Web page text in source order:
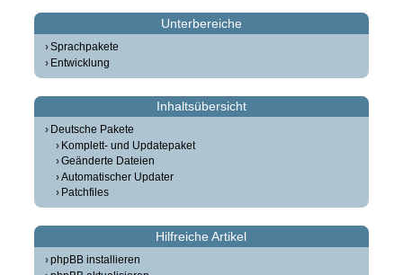
Unterbereiche
Sprachpakete
Entwicklung
Inhaltsübersicht
Deutsche Pakete
Komplett- und Updatepaket
Geänderte Dateien
Automatischer Updater
Patchfiles
Hilfreiche Artikel
phpBB installieren